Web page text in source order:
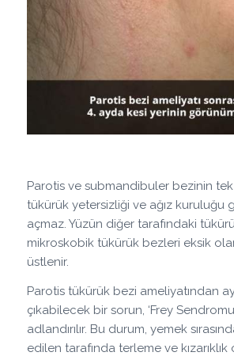
Parotis ve submandibuler bezinin tek
tükürük yetersizliği ve ağız kuruluğu
açmaz. Yüzün diğer tarafındaki
mikroskobik tükürük bezleri eksik
üstlenir.
Parotis tükürük bezi ameliyatından
çıkabilecek bir sorun, ‘Frey
adlandırılır. Bu durum, yemek
edilen tarafında terleme ve kızarıklık